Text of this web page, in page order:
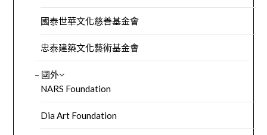
國泰世華文化慈善基金會
忠泰建築文化藝術基金會
– 國外
NARS Foundation
Dia Art Foundation